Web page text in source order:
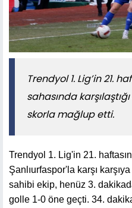
Trendyol 1. Lig’in 21.
sahasında
skorla mağlup etti.
Trendyol 1. Lig'in 21.
Şanlıurfaspor'la karşı
sahibi ekip, henüz 3.
golle 1-0 öne geçti. 34.